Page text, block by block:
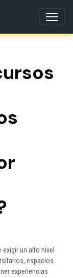
un alto nivel
espacios
experiencias